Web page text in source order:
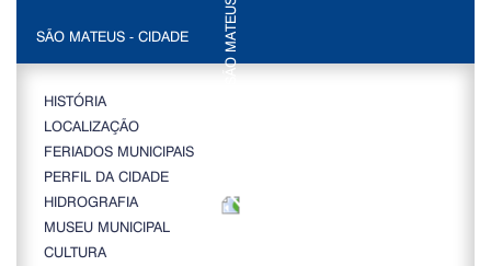
SÃO MATEUS - CIDADE
HISTÓRIA
LOCALIZAÇÃO
FERIADOS MUNICIPAIS
PERFIL DA CIDADE
HIDROGRAFIA
MUSEU MUNICIPAL
CULTURA